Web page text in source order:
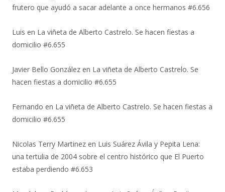
frutero que ayudó a sacar adelante a once hermanos #6.656
Luis en La viñeta de Alberto Castrelo. Se hacen fiestas a
domicilio #6.655
Javier Bello González en La viñeta de Alberto Castrelo. Se
hacen fiestas a domicilio #6.655
Fernando en La viñeta de Alberto Castrelo. Se hacen fiestas a
domicilio #6.655
Nicolas Terry Martinez en Luis Suárez Ávila y Pepita Lena:
una tertulia de 2004 sobre el centro histórico que El Puerto
estaba perdiendo #6.653